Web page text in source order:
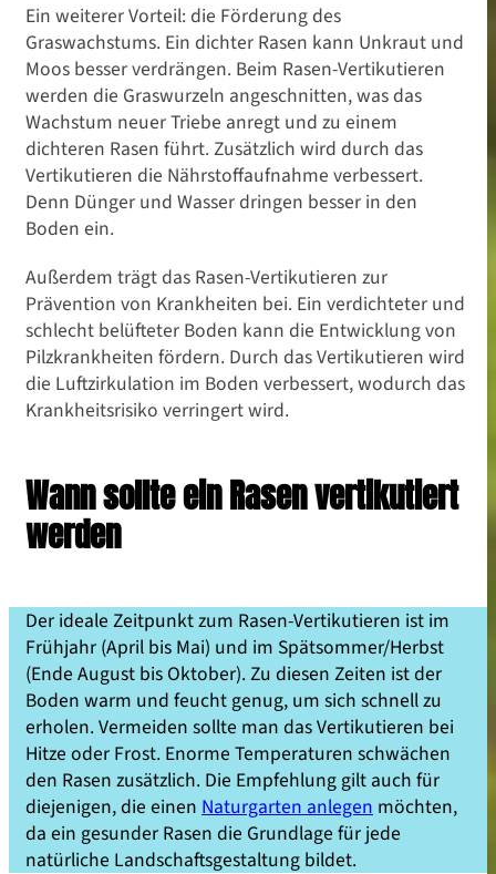
Ein weiterer Vorteil: die Förderung des
Graswachstums. Ein dichter Rasen kann Unkraut und
Moos besser verdrängen. Beim Rasen-Vertikutieren
werden die Graswurzeln angeschnitten, was das
Wachstum neuer Triebe anregt und zu einem
dichteren Rasen führt. Zusätzlich wird durch das
Vertikutieren die Nährstoffaufnahme verbessert.
Denn Dünger und Wasser dringen besser in den
Boden ein.
Außerdem trägt das Rasen-Vertikutieren zur
Prävention von Krankheiten bei. Ein verdichteter und
schlecht belüfteter Boden kann die Entwicklung von
Pilzkrankheiten fördern. Durch das Vertikutieren wird
die Luftzirkulation im Boden verbessert, wodurch das
Krankheitsrisiko verringert wird.
Wann sollte ein Rasen vertikutiert
werden
Der ideale Zeitpunkt zum Rasen-Vertikutieren ist im
Frühjahr (April bis Mai) und im Spätsommer/Herbst
(Ende August bis Oktober). Zu diesen Zeiten ist der
Boden warm und feucht genug, um sich schnell zu
erholen. Vermeiden sollte man das Vertikutieren bei
Hitze oder Frost. Enorme Temperaturen schwächen
den Rasen zusätzlich. Die Empfehlung gilt auch für
diejenigen, die einen Naturgarten anlegen möchten,
da ein gesunder Rasen die Grundlage für jede
natürliche Landschaftsgestaltung bildet.